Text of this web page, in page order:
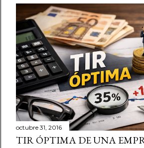
octubre 31, 2016
TIR ÓPTIMA DE UNA